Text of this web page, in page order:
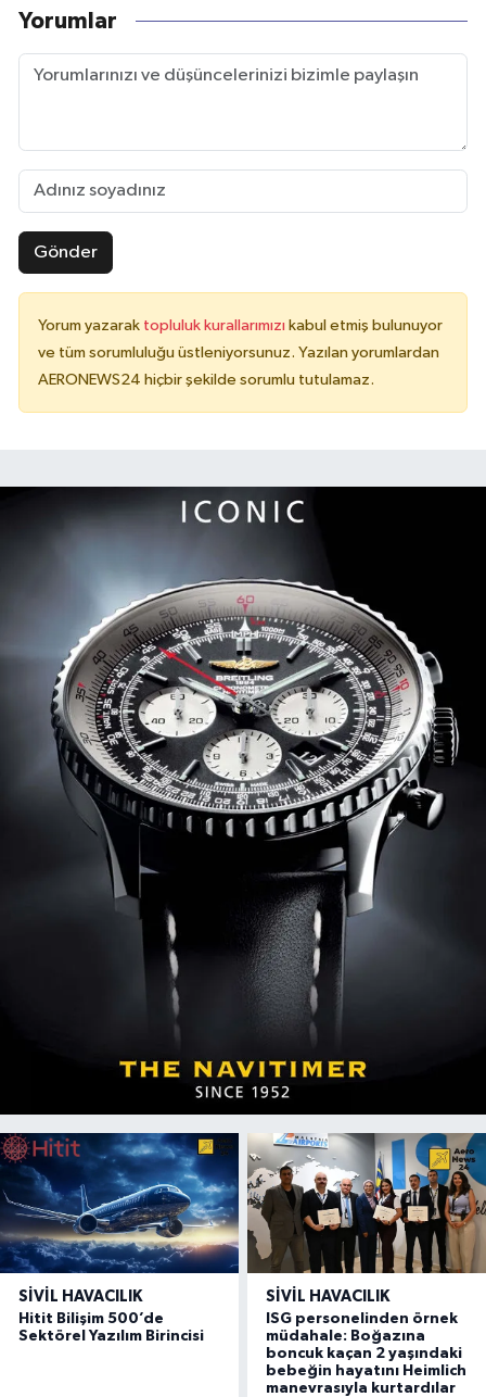
Yorumlar
Gönder
Yorum yazarak topluluk kurallarımızı kabul etmiş bulunuyor
ve tüm sorumluluğu üstleniyorsunuz. Yazılan yorumlardan
AERONEWS24 hiçbir şekilde sorumlu tutulamaz.
SIVIL HAVACILIK
Hitit Bilişim 500’de
Sektörel Yazılım Birincisi
SIVIL HAVACILIK
ISG personelinden örnek
müdahale: Boğazına
boncuk kaçan 2 yaşındaki
bebeğin hayatını Heimlich
manevrasıyla kurtardılar